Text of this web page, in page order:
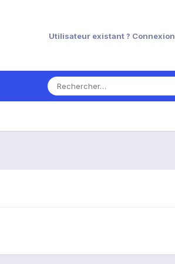
Utilisateur existant ? Connexion